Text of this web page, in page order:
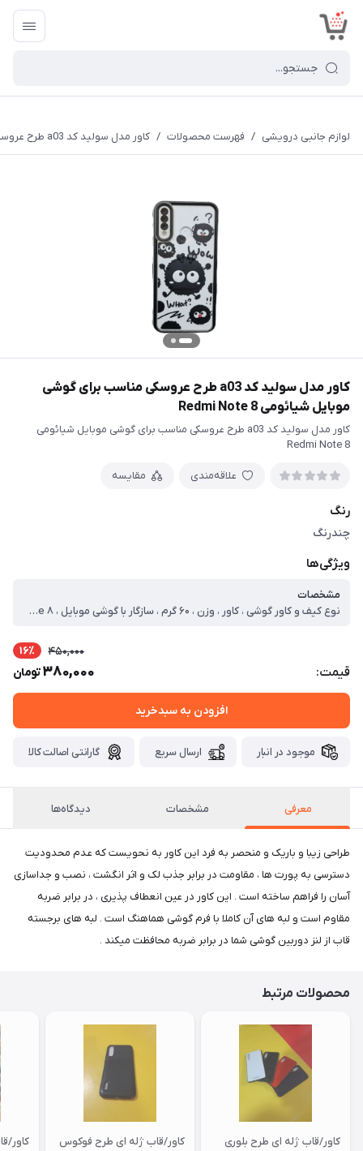
لوازم جانبی درویشی / فهرست محصولات / کاور مدل سولید کد a03 طرح عروسکی مناسب برای گوشی موبایل شیائومی Redmi Note 8
کاور مدل سولید کد a03 طرح عروسکی مناسب برای گوشی
موبایل شیائومی Redmi Note 8
کاور مدل سولید کد a03 طرح عروسکی مناسب برای گوشی موبایل شیائومی
Redmi Note 8
علاقه‌مندی مقایسه
رنگ
چندرنگ
ویژگی‌ها
مشخصات
نوع کیف و کاور گوشی ، کاور ، وزن ، ۶۰ گرم ، سازگار با گوشی موبایل ، Xiaomi Redmi Note ۸ ، ساختار ، مات ، سطح پوشش ، حفاظت از دکمه‌ها ، لبه راست ، لبه چپ ، لبه پایینی ، لبه بالایی ، قاب پشتی
قیمت:
450,000 16٪
380,000تومان
افزودن به سبدخرید
موجود در انبار ارسال سریع گارانتی اصالت کالا
معرفی مشخصات دیدگاه‌ها
طراحی زیبا و باریک و منحصر به فرد این کاور به نحویست که عدم محدودیت
دسترسی به پورت ها ، مقاومت در برابر جذب لک و اثر انگشت ، نصب و جداسازی
آسان را فراهم ساخته است . این کاور در عین انعطاف پذیری ، در برابر ضربه
مقاوم است و لبه های آن کاملا با فرم گوشی هماهنگ است . لبه های برجسته
قاب از لنز دوربین گوشی شما در برابر ضربه محافظت میکند .
محصولات مرتبط
کاور/قاب ژله ای طرح بلوری
کاور/قاب ژله ای طرح فوکوس
کاور/